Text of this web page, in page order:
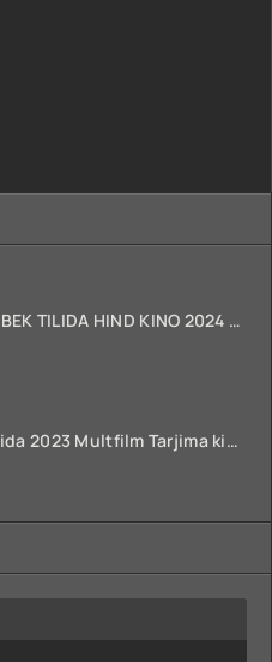
SALAAR 2 QISMI UZBEK TILIDA HIND KINO 2024 TARJIMA 720p HD Skachat
O'lik Kelin Uzbek tilida 2023 Multfilm Tarjima kino skachat